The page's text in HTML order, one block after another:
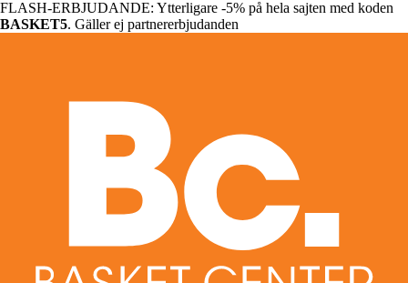
FLASH-ERBJUDANDE: Ytterligare -5% på hela sajten med koden
BASKET5. Gäller ej partnererbjudanden